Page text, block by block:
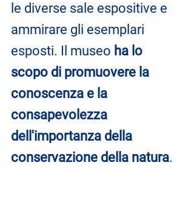
le diverse sale espositive e
ammirare gli esemplari
esposti. Il museo ha lo
scopo di promuovere la
conoscenza e la
consapevolezza
dell'importanza della
conservazione della natura.